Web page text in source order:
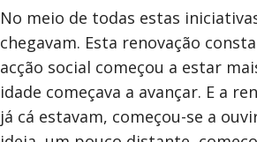
No meio de todas estas
chegavam. Esta renovação
acção social começou a estar
idade começava a avançar. E a
já cá estavam, começou-se a